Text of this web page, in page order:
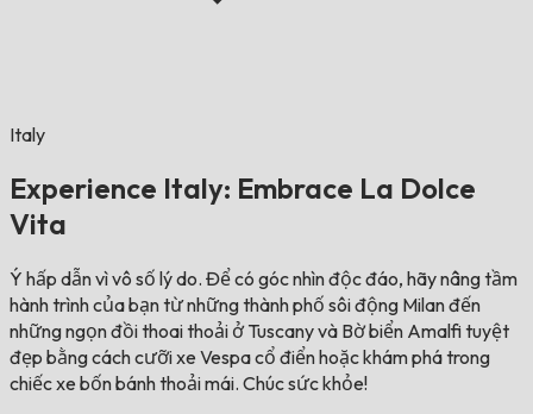
Italy
Experience Italy: Embrace La Dolce
Vita
Ý hấp dẫn vì vô số lý do. Để có góc nhìn độc đáo, hãy nâng tầm
hành trình của bạn từ những thành phố sôi động Milan đến
những ngọn đồi thoai thoải ở Tuscany và Bờ biển Amalfi tuyệt
đẹp bằng cách cưỡi xe Vespa cổ điển hoặc khám phá trong
chiếc xe bốn bánh thoải mái. Chúc sức khỏe!